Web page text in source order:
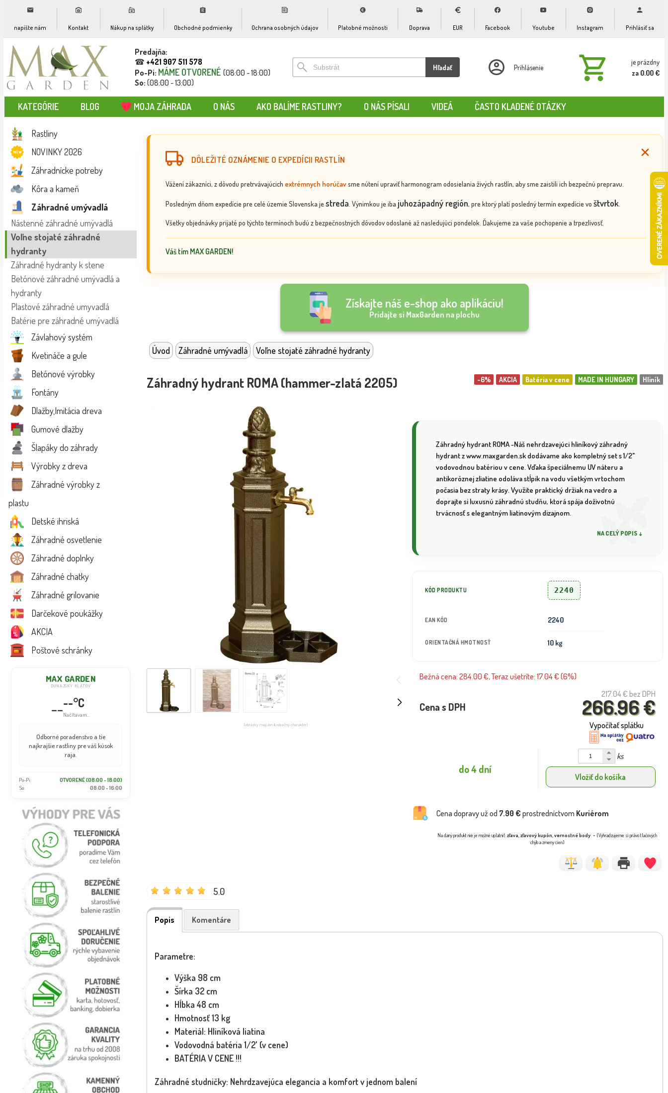
napíšte nám Kontakt Nákup na splátky Obchodné podmienky Ochrana osobných údajov Platobné možnosti Doprava EUR Facebook Youtube Instagram Prihlásiť sa
Predajňa:
☎ +421 907 511 578
Po-Pi: MÁME OTVORENÉ (08:00 - 18:00)
So: (08:00 - 13:00)
Hľadať Prihlásenie
je prázdny
za 0.00 €
KATEGÓRIE BLOG MOJA ZÁHRADA O NÁS AKO BALÍME RASTLINY? O NÁS PÍSALI VIDEÁ ČASTO KLADENÉ OTÁZKY
Rastliny
NOVINKY 2026
Záhradnícke potreby
Kôra a kameň
Záhradné umývadlá
Nástenné záhradné umývadlá
Voľne stojaté záhradné
hydranty
Záhradné hydranty k stene
Betónové záhradné umývadlá a
hydranty
Plastové záhradné umyvadlá
Batérie pre záhradné umývadlá
Závlahový systém
Kvetináče a gule
Betónové výrobky
Fontány
Dlažby,Imitácia dreva
Gumové dlažby
Šlapáky do záhrady
Výrobky z dreva
Záhradné výrobky z
plastu
Detské ihriská
Záhradné osvetlenie
Záhradné doplnky
Záhradné chatky
Záhradné grilovanie
Darčekové poukážky
AKCIA
Poštové schránky
MAX GARDEN
DUNAJSKÝ KLÁTOV
----°C
Načítavam...
Odborné poradenstvo a tie
najkrajšie rastliny pre váš kúsok
raja.
Po-Pi:
OTVORENÉ (08:00 - 18:00)
So:
08:00 - 16:00
DÔLEŽITÉ OZNÁMENIE O EXPEDÍCII RASTLÍN
Vážení zákazníci, z dôvodu pretrvávajúcich extrémnych horúčavsme nútení upraviť harmonogram odosielania živých rastlín, aby sme zaistili ich bezpečnú prepravu.
Posledným dňom expedície pre celé územie Slovenska je streda . Výnimkou je iba juhozápadný región, pre ktorý platí posledný termín expedície vo štvrtok.
Všetky objednávky prijaté po týchto termínoch budú z bezpečnostných dôvodov odoslané až nasledujúci pondelok. Ďakujeme za vaše pochopenie a trpezlivosť.
Váš tím MAX GARDEN!
Získajte náš e-shop ako aplikáciu!
Pridajte si MaxGarden na plochu
Úvod Záhradné umývadlá Voľne stojaté záhradné hydranty
Hliník
MADE IN HUNGARY
Batéria v cene
AKCIA
-6%
Záhradný hydrant ROMA (hammer-zlatá 2205)
(obrázky majú len ilustračný charakter)
Záhradný hydrant ROMA -Náš nehrdzavejúci hliníkový záhradný
hydrant z www.maxgarden.sk dodávame ako kompletný set s 1/2"
vodovodnou batériou v cene. Vďaka špeciálnemu UV náteru a
antikoróznej zliatine odoláva stĺpik na vodu všetkým vrtochom
počasia bez straty krásy. Využite praktický držiak na vedro a
doprajte si luxusnú záhradnú studňu, ktorá spája doživotnú
trvácnosť s elegantným liatinovým dizajnom.
NA CELÝ POPIS ↓
KÓD PRODUKTU 2240
EAN KÓD 2240
ORIENTAČNÁ HMOTNOSŤ 10 kg
Bežná cena: 284.00 €, Teraz ušetríte: 17.04 € (6%)
217.04 € bez DPH
266.96 €
Cena s DPH
Vypočítať splátku
do 4 dní
ks
Vložiť do košíka
Cena dopravy už od 7.90 € prostredníctvom Kuriérom
Na daný produkt nie je možné uplatniť:zľava, zľavový kupón, vernostné body
(Vyhradzujeme si právo tlačových
chýb a zmeny cien)
5.0
Popis Komentáre
Parametre:
Výška 98 cm
Šírka 32 cm
Hĺbka 48 cm
Hmotnosť 13 kg
Materiál: Hliníková liatina
Vodovodná batéria 1/2' (v cene)
BATÉRIA V CENE !!!
Záhradné studničky: Nehrdzavejúca elegancia a komfort v jednom balení